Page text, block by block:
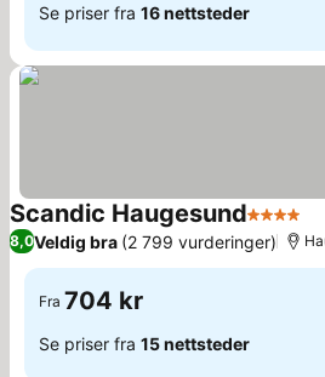
Se priser fra 16 nettsteder
Scandic Haugesund4 Stjerner
8,0Veldig bra (2 799 vurderinger)
Fra 704 kr
Se priser fra 15 nettsteder